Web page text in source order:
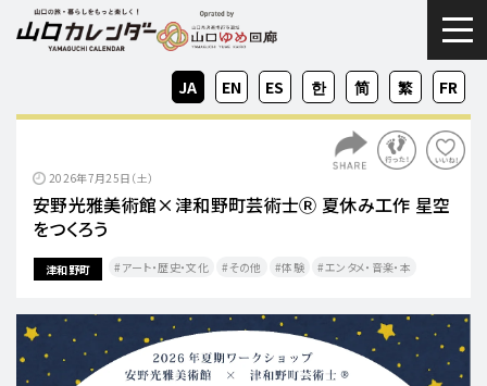
ZH-
CN
ZH-
TW
EN FR
JA KO
ES
2026年7月25日（土）
安野光雅美術館×津和野町芸術士Ⓡ 夏休み工作 星空
をつくろう
津和野町 アート・歴史・文化 その他 体験 エンタメ・音楽・本